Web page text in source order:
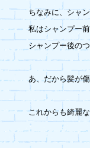
ちなみに、シャ
私はシャンプー
シャンプー後の
あ、だから髪が
これからも綺麗